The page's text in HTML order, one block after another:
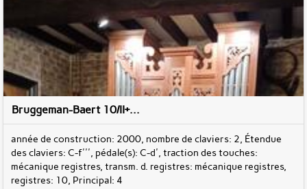
Bruggeman-Baert 10/II+...
année de construction: 2000, nombre de claviers: 2, Étendue
des claviers: C-f''', pédale(s): C-d', traction des touches:
mécanique registres, transm. d. registres: mécanique registres,
registres: 10, Principal: 4